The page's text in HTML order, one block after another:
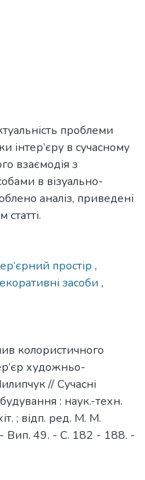
проблеми
інтер’єру в сучасному
взаємодія з
в візуально-
аналіз, приведені
простір ,
засоби ,
колористичного
художньо-
// Сучасні
: наук.-техн.
; відп. ред. М. М.
Вип. 49. - С. 182 - 188. -